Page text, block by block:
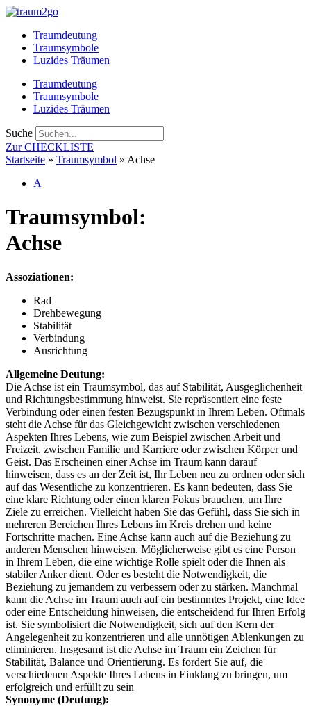
Zum
springenTraumdeutung
Traumsymbole
Luzides Träumen
Traumdeutung
Traumsymbole
Luzides Träumen
Suche
Zur CHECKLISTE
Startseite » Traumsymbol » Achse
A
Traumsymbol:
Achse
Assoziationen:
Rad
Drehbewegung
Stabilität
Verbindung
Ausrichtung
Allgemeine Deutung:
Die Achse ist ein Traumsymbol, das auf Stabilität, Ausgeglichenheit
und Richtungsbestimmung hinweist. Sie repräsentiert eine feste
Verbindung oder einen festen Bezugspunkt in Ihrem Leben. Oftmals
steht die Achse für das Gleichgewicht zwischen verschiedenen
Aspekten Ihres Lebens, wie zum Beispiel zwischen Arbeit und
Freizeit, zwischen Familie und Karriere oder zwischen Körper und
Geist. Das Erscheinen einer Achse im Traum kann darauf
hinweisen, dass es an der Zeit ist, Ihr Leben neu zu ordnen oder sich
auf das Wesentliche zu konzentrieren. Es kann bedeuten, dass Sie
eine klare Richtung oder einen klaren Fokus brauchen, um Ihre
Ziele zu erreichen. Vielleicht haben Sie das Gefühl, dass Sie sich in
mehreren Bereichen Ihres Lebens im Kreis drehen und keine
Fortschritte machen. Eine Achse kann auch auf die Beziehung zu
anderen Menschen hinweisen. Möglicherweise gibt es eine Person
in Ihrem Leben, die eine wichtige Rolle spielt oder die Ihnen als
stabiler Anker dient. Oder es besteht die Notwendigkeit, die
Beziehung zu jemandem zu verbessern oder zu stärken. Manchmal
kann die Achse im Traum auch auf ein bestimmtes Projekt, eine Idee
oder eine Entscheidung hinweisen, die entscheidend für Ihren Erfolg
ist. Sie symbolisiert die Notwendigkeit, sich auf den Kern der
Angelegenheit zu konzentrieren und alle unnötigen Ablenkungen zu
eliminieren. Insgesamt ist die Achse im Traum ein Zeichen für
Stabilität, Balance und Orientierung. Es fordert Sie auf, die
verschiedenen Aspekte Ihres Lebens in Einklang zu bringen, um
erfolgreich und erfüllt zu sein
Synonyme (Deutung):